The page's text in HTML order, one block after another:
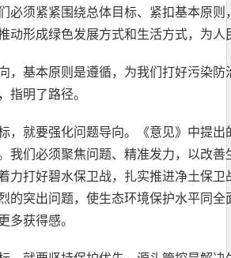
必须紧紧围绕总体目标、紧扣基本原
动形成绿色发展方式和生活方式，为
，基本原则是遵循，为我们打好污染
指明了路径。
，就要强化问题导向。《意见》中提
我们必须聚焦问题、精准发力，以改
力打好碧水保卫战，扎实推进净土保
的突出问题，使生态环境保护水平同
多获得感。